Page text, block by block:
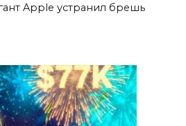
Apple устранил брешь